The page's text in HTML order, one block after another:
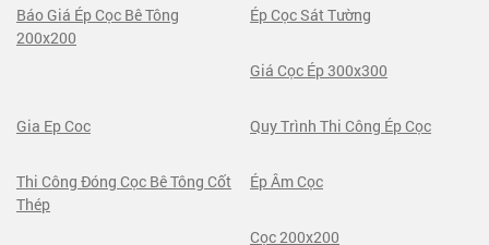
Báo Giá Ép Cọc Bê Tông
200x200
Ép Cọc Sát Tường
Giá Cọc Ép 300x300
Gia Ep Coc Quy Trình Thi Công Ép Cọc
Thi Công Đóng Cọc Bê Tông Cốt
Thép
Ép Âm Cọc
Cọc 200x200